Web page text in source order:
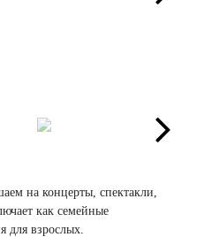
на концерты, спектакли,
как семейные
для взрослых.